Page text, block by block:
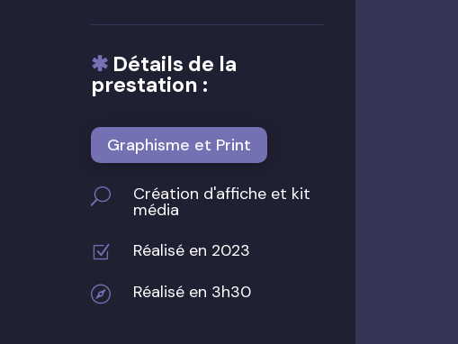
✱Détails de la
prestation :
Graphisme et Print
U Création d'affiche et kit
média
Z Réalisé en 2023
 Réalisé en 3h30